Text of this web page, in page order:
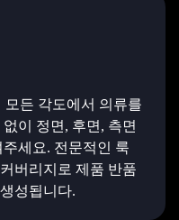
모든 각도에서 의류를
이 정면, 후면, 측면
세요. 전문적인 룩
버리지로 제품 반품
성됩니다.